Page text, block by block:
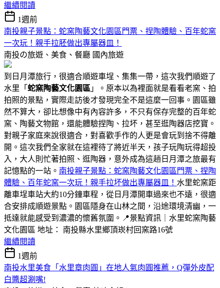
繼續閱讀
1週前
南投親子景點：蛇窯陶藝文化園區門票、捏陶體驗、百年蛇窯
一次玩！親手拉胚做出專屬器皿！
南投の旅遊、美食、餐廳 國內旅遊
到日月潭旅行，很適合順遊車埕、集集一帶，這次我們順遊了
水里「 蛇窯陶藝文化園區 」。原本以為裡面就是看看老窯、拍
拍照的景點，實際走訪後才發現完全不是這麼一回事。園區雖
然不算大，卻比想像中有內容許多，不只有保存完整的百年蛇
窯、陶藝文物館，還能體驗捏陶、拉坏，甚至逛陶器店挖寶。
對親子家庭來說很適合，對喜歡手作的人更是會玩到捨不得離
開。這次我們全家就在這裡待了將近半天，孩子玩陶玩得超投
入，大人則忙著拍照、逛陶器，意外成為這趟日月潭之旅最有
記憶點的一站。 南投親子景點：蛇窯陶藝文化園區門票、捏陶
體驗、百年蛇窯一次玩！親手拉坏做出專屬器皿！ 水里蛇窯距
離車埕車站大約10分鐘車程，從日月潭開車過來也不遠，很適
合安排成順遊景點。園區隱身在山林之間，沿途環境清幽，一
抵達就能感受到濃濃的懷舊氛圍。📍景點資訊｜水里蛇窯陶藝
文化園區 地址： 南投縣水里鄉頂崁村回窯路16號
繼續閱讀
1週前
南投水里美食「水里章肉圓」在地人氣肉圓推薦，Q彈外皮配
白醬超涮嘴!